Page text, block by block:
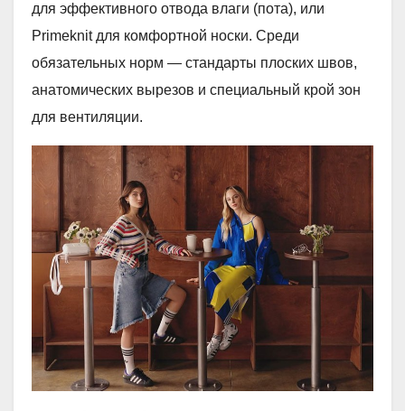
для эффективного отвода влаги (пота), или
Primeknit для комфортной носки. Среди
обязательных норм — стандарты плоских швов,
анатомических вырезов и специальный крой зон
для вентиляции.